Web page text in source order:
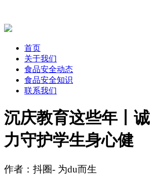
首页
关于我们
食品安全动态
食品安全知识
联系我们
沉庆教育这些年丨
力守护学生身心健
作者：抖圈- 为du而生